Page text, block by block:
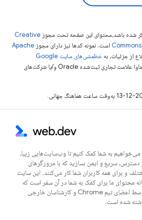
شده باشد،‌محتوای این صفحه تحت مجوز Creative
است. نمونه کدها نیز دارای مجوز Apache
از جزئیات، به
خطمشی‌های سایت Google
مراجعه کنید. جاوا علامت تجاری ثبت‌شده Oracle و/یا شرکت‌های
می‌خواهیم به شما کمک کنیم تا وب‌سایت‌هایی زیبا،
دسترس، سریع و ایمن بسازید که با مرورگرهای
و برای همه کاربران شما کار می‌کنند. این سایت
محتوای ما برای کمک به شما در آن سفر است که
توسط اعضای تیم Chrome و کارشناسان خارجی
شده است.